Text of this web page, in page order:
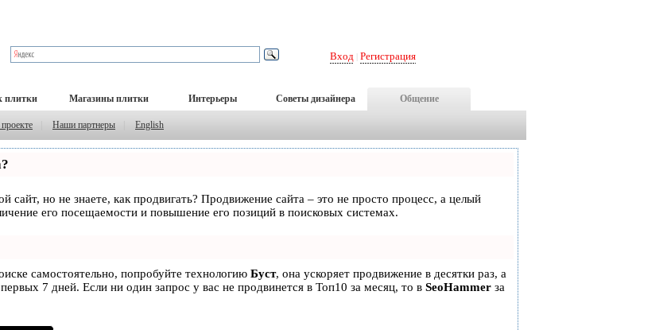
Вход Регистрация
плитки Магазины плитки Интерьеры Советы дизайнера Общение
Наши партнеры English
сайт, но не знаете, как продвигать? Продвижение сайта – это не просто процесс, а целый
его посещаемости и повышение его позиций в поисковых системах.
самостоятельно, попробуйте технологию Буст, она ускоряет продвижение в десятки раз, а
7 дней. Если ни один запрос у вас не продвинется в Топ10 за месяц, то в SeoHammer за